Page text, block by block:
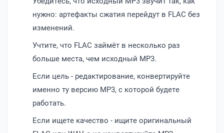
нужно: артефакты сжатия перейдут в FLAC без
изменений.
Учтите, что FLAC займёт в несколько раз
больше места, чем исходный MP3.
Если цель - редактирование, конвертируйте
именно ту версию MP3, с которой будете
работать.
Если ищете качество - ищите оригинальный